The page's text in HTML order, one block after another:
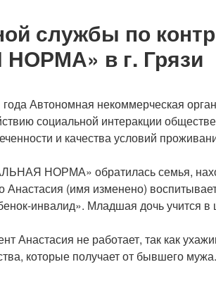
службы по
в г. Грязи
Автономная некоммерческая
социальной интеракции
и качества условий
НОРМА» обратилась семья,
Анастасия (имя изменено)
инвалид». Младшая дочь учится
Анастасия не работает, так как
которые получает от бывшего мужа.